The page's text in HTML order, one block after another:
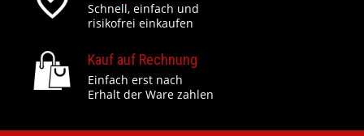
Schnell, einfach und
risikofrei einkaufen
Kauf auf Rechnung
Einfach erst nach
Erhalt der Ware zahlen